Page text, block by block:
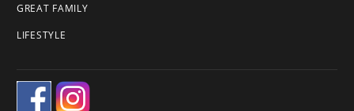
GREAT FAMILY
LIFESTYLE